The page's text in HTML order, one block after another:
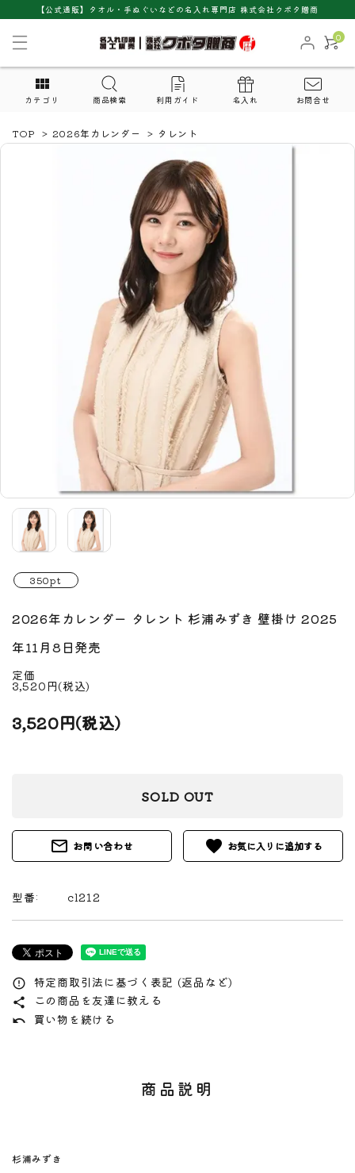
【公式通販】タオル・手ぬぐいなどの名入れ専門店 株式会社クボタ贈商
0
カテゴリ 商品検索 利用ガイド 名入れ お問合せ
TOP > 2026年カレンダー > タレント
350pt
2026年カレンダー タレント 杉浦みずき 壁掛け 2025
年11月8日発売
定価
3,520円(税込)
3,520円(税込)
SOLD OUT
mail_outline お問い合わせ favorite
型番: cl212
error_outline 特定商取引法に基づく表記 (返品など)
share この商品を友達に教える
undo 買い物を続ける
商品説明
杉浦みずき